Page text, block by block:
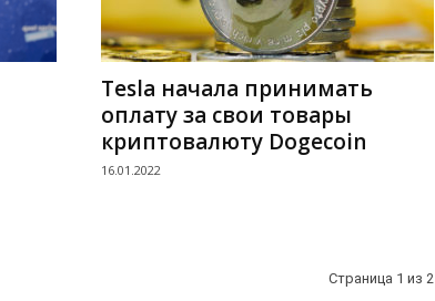
Tesla начала принимать
оплату за свои товары
криптовалюту Dogecoin
16.01.2022
Страница 1 из 2